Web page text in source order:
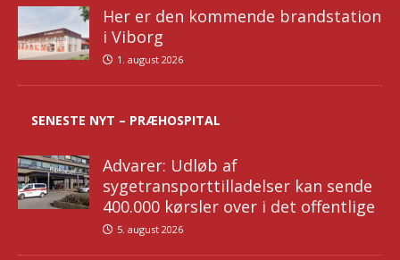
Her er den kommende brandstation
i Viborg
1. august 2026
SENESTE NYT – PRÆHOSPITAL
Advarer: Udløb af
sygetransporttilladelser kan sende
400.000 kørsler over i det offentlige
5. august 2026